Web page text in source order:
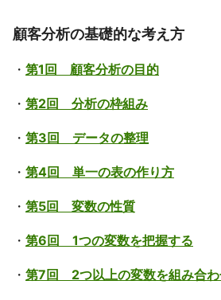
顧客分析の基礎的な考え方
・ 第1回 顧客分析の目的
・ 第2回 分析の枠組み
・ 第3回 データの整理
・ 第4回 単一の表の作り方
・ 第5回 変数の性質
・ 第6回 1つの変数を把握する
・ 第7回 2つ以上の変数を組み合わ